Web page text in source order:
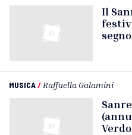
Il
MUSICA/ Raffaella Galamini